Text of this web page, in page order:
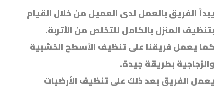
يبدأ الفريق بالعمل لدى العميل من خلال القيام
بتنظيف المنزل بالكامل للتخلص من الأتربة.
كما يعمل فريقنا على تنظيف الأسطح الخشبية
والزجاجية بطريقة جيدة.
يعمل الفريق بعد ذلك على تنظيف الأرضيات